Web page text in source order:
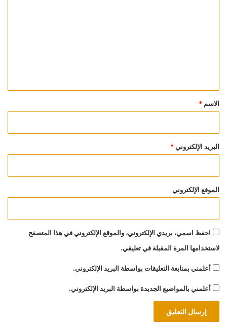
*
الاسم *
البريد الإلكتروني*
الموقع الإلكتروني
احفظ اسمي، بريدي الإلكتروني، والموقع الإلكتروني في هذا المتصفح
لاستخدامها المرة المقبلة في تعليقي.
أعلمني بمتابعة التعليقات بواسطة البريد الإلكتروني.
أعلمني بالمواضيع الجديدة بواسطة البريد الإلكتروني.